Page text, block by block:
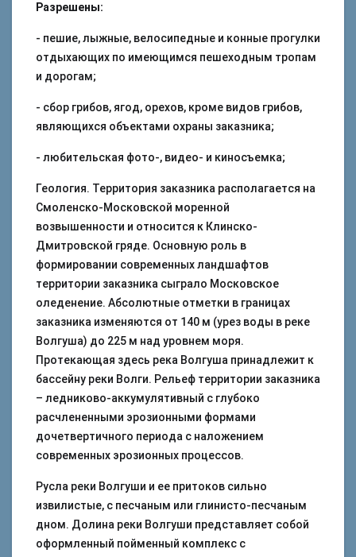
Разрешены:
- пешие, лыжные, велосипедные и конные прогулки
отдыхающих по имеющимся пешеходным тропам
и дорогам;
- сбор грибов, ягод, орехов, кроме видов грибов,
являющихся объектами охраны заказника;
- любительская фото-, видео- и киносъемка;
Геология. Территория заказника располагается на
Смоленско-Московской моренной
возвышенности и относится к Клинско-
Дмитровской гряде. Основную роль в
формировании современных ландшафтов
территории заказника сыграло Московское
оледенение. Абсолютные отметки в границах
заказника изменяются от 140 м (урез воды в реке
Волгуша) до 225 м над уровнем моря.
Протекающая здесь река Волгуша принадлежит к
бассейну реки Волги. Рельеф территории заказника
– ледниково-аккумулятивный с глубоко
расчлененными эрозионными формами
дочетвертичного периода с наложением
современных эрозионных процессов.
Русла реки Волгуши и ее притоков сильно
извилистые, с песчаным или глинисто-песчаным
дном. Долина реки Волгуши представляет собой
оформленный пойменный комплекс с